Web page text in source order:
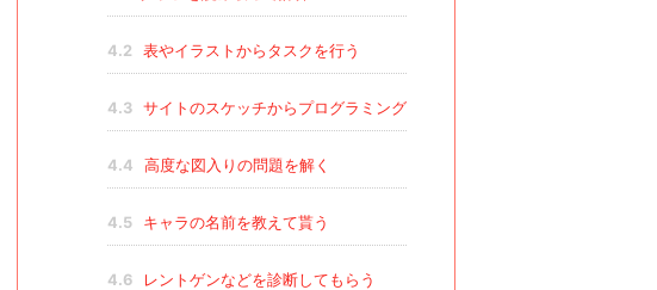
4.2 表やイラストからタスクを行う
4.3 サイトのスケッチからプログラミング
4.4 高度な図入りの問題を解く
4.5 キャラの名前を教えて貰う
4.6 レントゲンなどを診断してもらう